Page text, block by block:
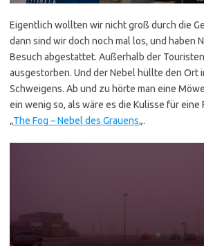
Eigentlich wollten wir nicht groß durch die
dann sind wir doch noch mal los, und haben
Besuch abgestattet. Außerhalb der
ausgestorben. Und der Nebel hüllte den Ort
Schweigens. Ab und zu hörte man eine
ein wenig so, als wäre es die Kulisse für eine
„The Fog – Nebel des Grauens„.